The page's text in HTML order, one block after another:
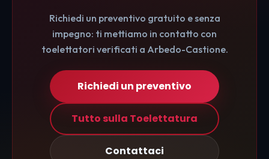
Richiedi un preventivo gratuito e senza
impegno: ti mettiamo in contatto con
toelettatori verificati a Arbedo-Castione.
Richiedi un preventivo
Tutto sulla Toelettatura
Contattaci